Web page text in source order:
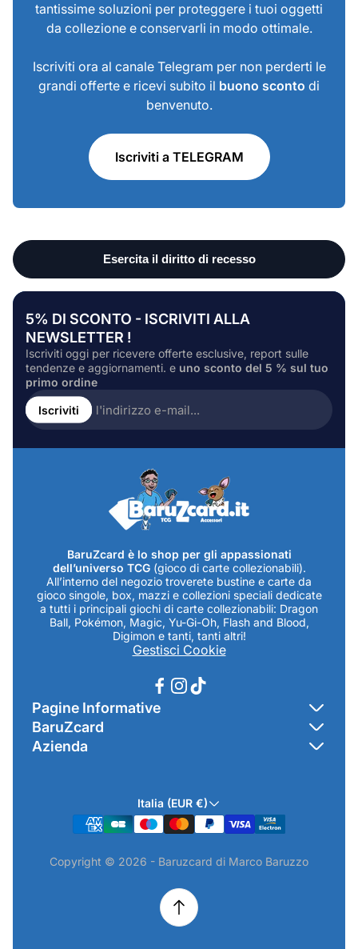
tantissime soluzioni per proteggere i tuoi oggetti
da collezione e conservarli in modo ottimale.
Iscriviti ora al canale Telegram per non perderti le
grandi offerte e ricevi subito il buono sconto di
benvenuto.
Iscriviti a TELEGRAM
5% DI SCONTO - ISCRIVITI ALLA
NEWSLETTER !
Iscriviti oggi per ricevere offerte esclusive, report sulle
tendenze e aggiornamenti. e uno sconto del 5 % sul tuo
primo ordine
Inserire
l'indirizzo
e-
Iscriviti
BaruZcard è lo shop per gli appassionati
dell’universo TCG (gioco di carte collezionabili).
All’interno del negozio troverete bustine e carte da
gioco singole, box, mazzi e collezioni speciali dedicate
a tutti i principali giochi di carte collezionabili: Dragon
Ball, Pokémon, Magic, Yu-Gi-Oh, Flash and Blood,
Digimon e tanti, tanti altri!
Gestisci Cookie
Pagine Informative
Contatti
Termini & Condizioni
Informativa Prodotti ExtraEU
BaruZcard
Chi-sono
Scopri il Negozio Fisico !
Azienda
Indirizzo Negozio: Via Luigi Valentini 1a Traversa - SNC
19021 Arcola (SP)
P.IVA.: 01520250117
Telefono/Whatsapp: 3288853914
Italia (EUR €)
Copyright © 2026 - Baruzcard di Marco Baruzzo